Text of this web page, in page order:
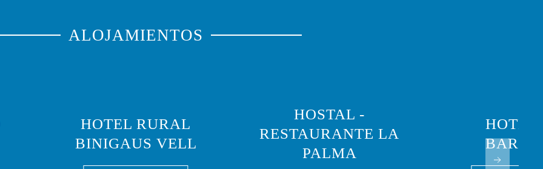
ALOJAMIENTOS
HOTEL RURAL
BINIGAUS VELL
HOSTAL -
RESTAURANTE LA
PALMA
HOTEL